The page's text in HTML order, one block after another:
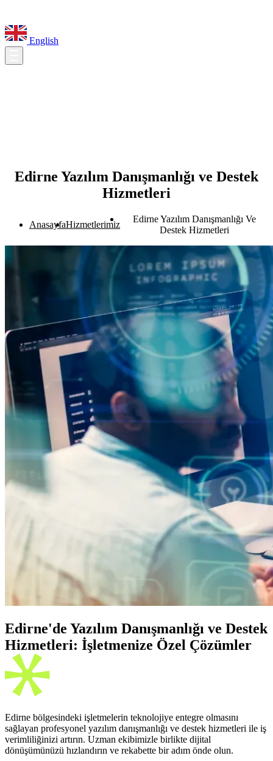
English
Edirne Yazılım Danışmanlığı ve Destek
Hizmetleri
AnasayfaHizmetlerimiz
Edirne Yazılım Danışmanlığı Ve
Destek Hizmetleri
Edirne'de Yazılım Danışmanlığı ve Destek
Hizmetleri: İşletmenize Özel Çözümler
Edirne bölgesindeki işletmelerin teknolojiye entegre olmasını
sağlayan profesyonel yazılım danışmanlığı ve destek hizmetleri ile iş
verimliliğinizi artırın. Uzman ekibimizle birlikte dijital
dönüşümünüzü hızlandırın ve rekabette bir adım önde olun.